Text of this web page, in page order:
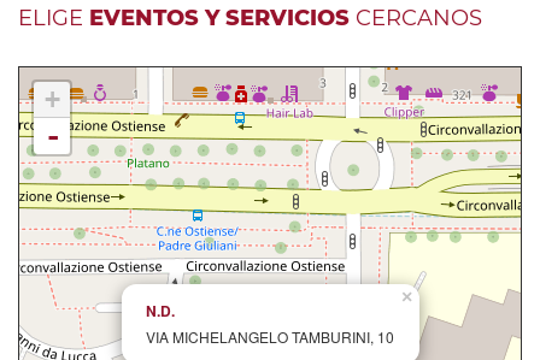
ELIGE EVENTOS Y SERVICIOS CERCANOS
×
N.D.
VIA MICHELANGELO TAMBURINI, 10
+
-